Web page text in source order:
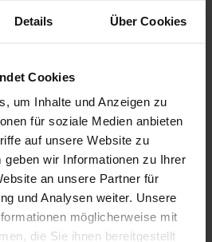
Details Über Cookies
Cookies
um Inhalte und Anzeigen zu
für soziale Medien anbieten
auf unsere Website zu
geben wir Informationen zu Ihrer
an unsere Partner für
und Analysen weiter. Unsere
möglicherweise mit
die Sie ihnen bereitgestellt
Geen alternatieven
p.p.
Portugal met de
Domingo